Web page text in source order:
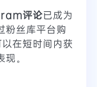
评论已成为
粉丝库平台购
在短时间内获
。